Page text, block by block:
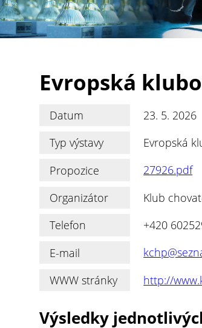
Evropská
Datum
23. 5. 2026
Typ výstavy
Evropská
Propozice
27926.pdf
Organizátor
Klub
Telefon
+420
E-mail
WWW stránky
http://
Výsledky